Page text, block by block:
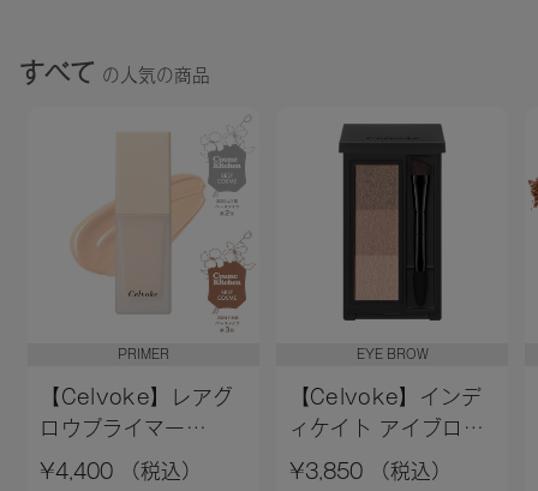
すべて の人気の商品
PRIMER
【Celvoke】レアグ
ロウプライマー
［01,02］＜新色追加
¥4,400 （税込）
EYE BROW
【Celvoke】インデ
ィケイト アイブロウ
パウダー 13＜2026
¥3,850 （税込）